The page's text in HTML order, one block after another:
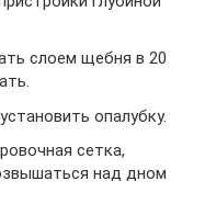
слоем щебня в 20
опалубку.
сетка,
над дном